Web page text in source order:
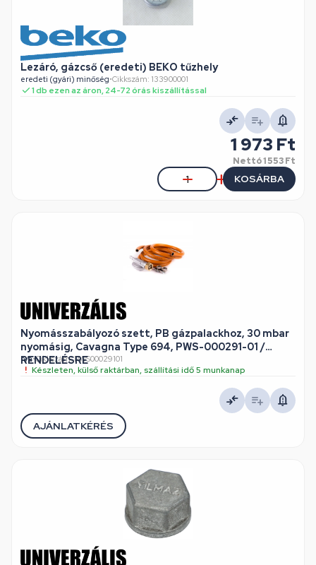
Lezáró, gázcső (eredeti) BEKO tűzhely
eredeti (gyári) minőség•Cikkszám: 133900001
1 db ezen az áron, 24-72 órás kiszállítással
1 973 Ft
Nettó1 553 Ft
KOSÁRBA
Nyomásszabályozó szett, PB gázpalackhoz, 30 mbar
nyomásig, Cavagna Type 694, PWS-000291-01 /
RENDELÉSRE
n/a•Cikkszám: PWS00029101
Készleten, külső raktárban, szállítási idő 5 munkanap
AJÁNLATKÉRÉS